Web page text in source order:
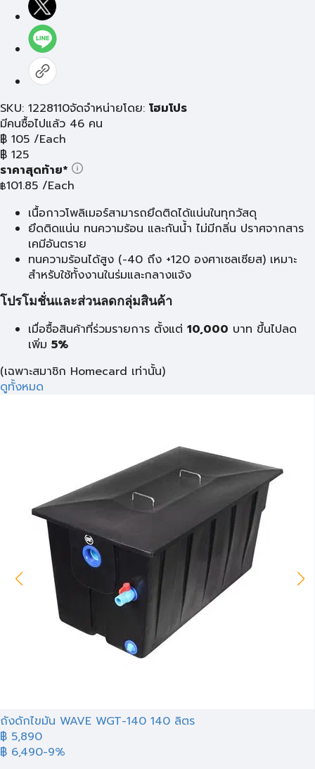
SKU: 1228110จัดจำหน่ายโดย: โฮมโปร
มีคนซื้อไปแล้ว 46 คน
฿ 105 /Each
฿ 125
ราคาสุดท้าย*
฿101.85 /Each
เนื้อกาวโพลิเมอร์สามารถยึดติดได้แน่นในทุกวัสดุ
ยึดติดแน่น ทนความร้อน และกันน้ำ ไม่มีกลิ่น ปราศจากสาร
เคมีอันตราย
ทนความร้อนได้สูง (-40 ถึง +120 องศาเซลเซียส) เหมาะ
สำหรับใช้ทั้งงานในร่มและกลางแจ้ง
โปรโมชั่นและส่วนลดกลุ่มสินค้า
เมื่อซื้อสินค้าที่ร่วมรายการ ตั้งแต่ 10,000 บาท ขึ้นไปลด
เพิ่ม 5%
(เฉพาะสมาชิก Homecard เท่านั้น)
ดูทั้งหมด
ถังดักไขมัน WAVE WGT-140 140 ลิตร
฿ 5,890
฿ 6,490-9%